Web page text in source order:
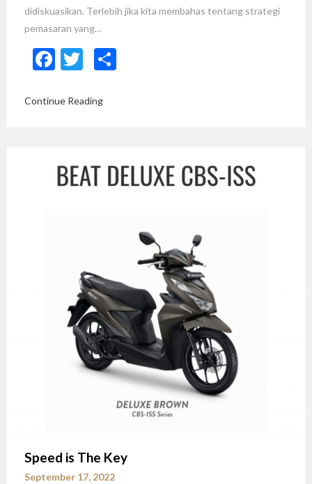
didiskuasikan. Terlebih jika kita membahas tentang strategi
pemasaran yang…
Facebook
Twitter
Continue Reading
Speed is The Key
September 17, 2022